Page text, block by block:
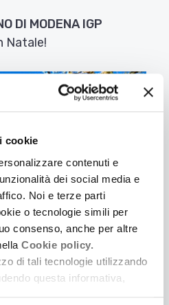
cookie
contenuti e
dei social media e
Noi e terze parti
o tecnologie simili per
consenso, anche per altre
Cookie policy.
di tali tecnologie utilizzando
questa informativa,
DI MODENA IGP
Natale!
di Oliva: Brisighella